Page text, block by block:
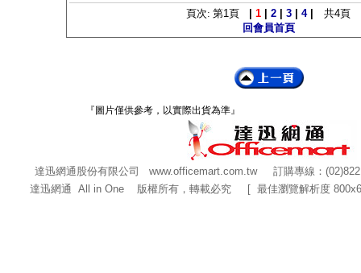
頁次: 第1頁 1 2 3 4| 共4頁
回會員首頁
『圖片僅供參考，以實際出貨為準』
達迅網通股份有限公司 www.officemart.com.tw訂購專線：
達迅網通 All in One 版權所有，轉載必究 [ 最佳瀏覽解析度